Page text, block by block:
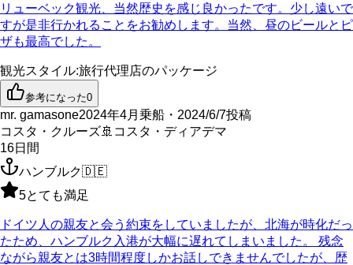
リューベック観光、当然歴史を感じ良かったです。少し遠いで
すが是非行かれることをお勧めします。当然、昼のビールとピ
ザも最高でした。
観光スタイル:旅行代理店のパッケージ
参考になった0
mr. gamasone2024年4月乗船・2024/6/7投稿
コスタ・クルーズ🚢 コスタ・ディアデマ
16日間
ハンブルク🇩🇪
5とても満足
ドイツ人の親友と会う約束をしていましたが、北海が時化だっ
たため、ハンブルク入港が大幅に遅れてしまいました。 残念
ながら親友とは3時間程度しかお話しできませんでしたが、歴